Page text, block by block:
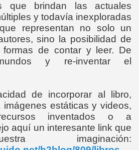
que brindan las actuales
y todavía inexploradas
representan no solo un
sino la posibilidad de
formas de contar y leer. De
y re-inventar el
de incorporar al libro,
estáticas y videos,
inventados o a
aquí un interesante link que
imaginación: